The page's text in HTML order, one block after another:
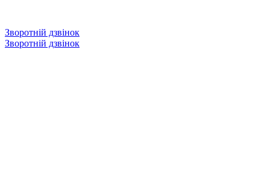
Зворотній дзвінок
Зворотній дзвінок